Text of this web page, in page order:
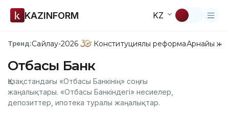
KAZINFORM KZ
Тренд:Сайлау-2026 Конституциялық реформаАрнайы
Отбасы Банк
Қазақстандағы «Отбасы Банкінің» соңғы
жаңалықтары. «Отбасы Банкіндегі» несиелер,
депозиттер, ипотека туралы жаңалықтар.